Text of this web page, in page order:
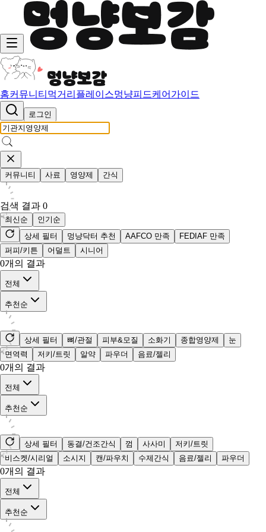
홈커뮤니티 먹거리 플레이스멍냥피드케어가이드
로그인
커뮤니티 사료 영양제 간식
검색 결과 0
최신순
인기순
상세 필터
멍냥닥터 추천 AAFCO 만족
FEDIAF 만족
퍼피/키튼
어덜트 시니어
0개의 결과
전체
추천순
상세 필터 뼈/관절 피부&모질 소화기 종합영양제
눈
면역력
저키/트릿 알약 파우더 음료/젤리
0개의 결과
전체
추천순
상세 필터 동결/건조간식 껌 사사미
저키/트릿
비스켓/시리얼
소시지 캔/파우치 수제간식 음료/젤리 파우더
0개의 결과
전체
추천순